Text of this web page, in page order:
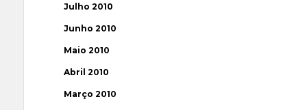
Julho 2010
Junho 2010
Maio 2010
Abril 2010
Março 2010